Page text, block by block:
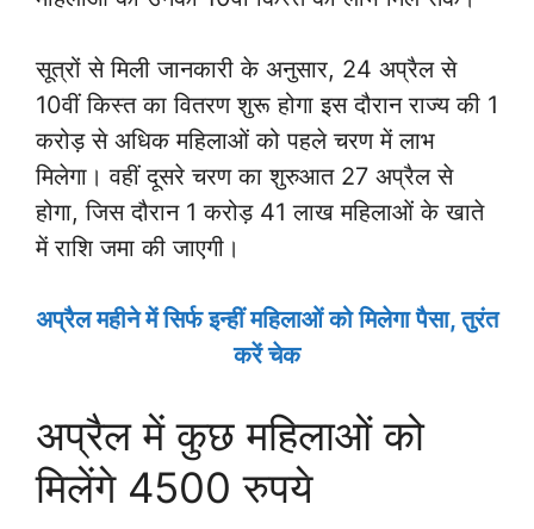
सूत्रों से मिली जानकारी के अनुसार, 24 अप्रैल से
10वीं किस्त का वितरण शुरू होगा इस दौरान राज्य की 1
करोड़ से अधिक महिलाओं को पहले चरण में लाभ
मिलेगा। वहीं दूसरे चरण का शुरुआत 27 अप्रैल से
होगा, जिस दौरान 1 करोड़ 41 लाख महिलाओं के खाते
में राशि जमा की जाएगी।
अप्रैल महीने में सिर्फ इन्हीं महिलाओं को मिलेगा पैसा, तुरंत
करें चेक
अप्रैल में कुछ महिलाओं को
मिलेंगे 4500 रुपये